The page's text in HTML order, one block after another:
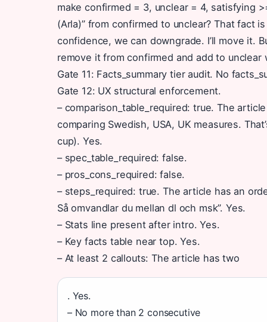
make confirmed = 3, unclear = 4, satisfying
(Arla)” from confirmed to unclear? That fact
confidence, we can downgrade. I’ll move it.
remove it from confirmed and add to
Gate 11: Facts_summary tier audit. No
Gate 12: UX structural enforcement.
– comparison_table_required: true. The
comparing Swedish, USA, UK measures.
cup). Yes.
– spec_table_required: false.
– pros_cons_required: false.
– steps_required: true. The article has an
Så omvandlar du mellan dl och msk”. Yes.
– Stats line present after intro. Yes.
– Key facts table near top. Yes.
– At least 2 callouts: The article has two
. Yes.
– No more than 2 consecutive